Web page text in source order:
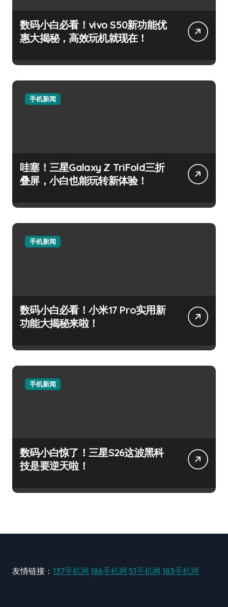
数码小白必看！vivo S50新功能优
惠大揭秘，高效玩机就现在！
手机新闻
哇塞！三星Galaxy Z TriFold三折
叠屏，小白也能玩转新体验！
手机新闻
数码小白必看！小米17 Pro实用新
功能大揭秘来啦！
手机新闻
数码小白惊了！三星S26这波黑科
技是要逆天啦！
友情链接： 137手机网 186手机网 51手机网 183手机网